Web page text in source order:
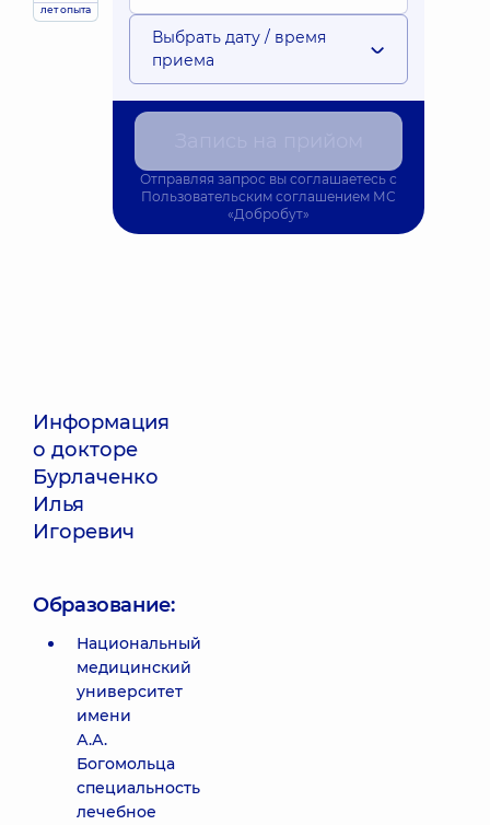
лет опыта
Информация
о докторе
Бурлаченко
Илья
Игоревич
Образование:
Национальный
медицинский
университет
имени
А.А.
Богомольца
специальность
лечебное
Выбрать дату / время
приема
Отправляя запрос вы соглашаетесь с
Пользовательским соглашением МС
«Добробут»